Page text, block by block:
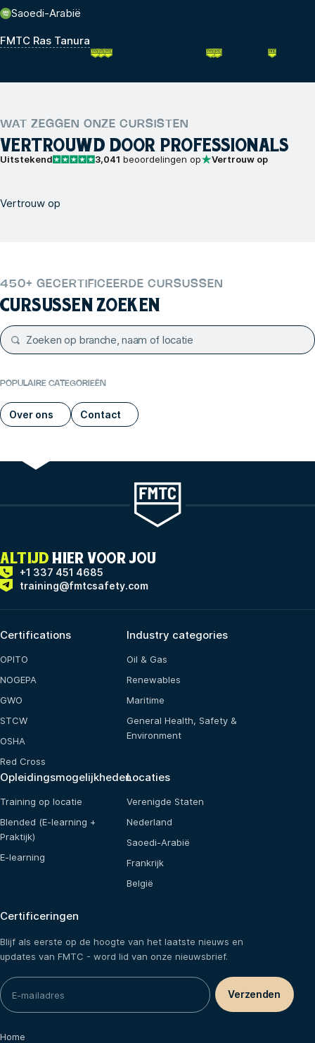
Saoedi-Arabië
FMTC Ras Tanura
WAT ZEGGEN ONZE CURSISTEN
VERTROUWD DOOR PROFESSIONALS
Uitstekend 3,041 beoordelingen op Vertrouw op
Vertrouw op
450+ GECERTIFICEERDE CURSUSSEN
CURSUSSEN ZOEKEN
POPULAIRE CATEGORIEËN
Over ons Contact
ALTIJD HIER VOOR JOU
+1 337 451 4685
training@fmtcsafety.com
Certifications
OPITO
NOGEPA
GWO
STCW
OSHA
Red Cross
Industry categories
Oil & Gas
Renewables
Maritime
General Health, Safety &
Environment
Opleidingsmogelijkheden
Training op locatie
Blended (E-learning +
Praktijk)
E-learning
Locaties
Verenigde Staten
Nederland
Saoedi-Arabië
Frankrijk
België
Certificeringen
Blijf als eerste op de hoogte van het laatste nieuws en
updates van FMTC - word lid van onze nieuwsbrief.
Home